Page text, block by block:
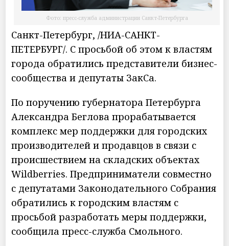
Фото: пресс-служба администрации Санкт-Петербурга
Санкт-Петербург, /НИА-САНКТ-
ПЕТЕРБУРГ/. С просьбой об этом к властям
города обратились представители бизнес-
сообщества и депутаты ЗакСа.
По поручению губернатора Петербурга
Александра Беглова прорабатывается
комплекс мер поддержки для городских
производителей и продавцов в связи с
происшествием на складских объектах
Wildberries. Предприниматели совместно
с депутатами Законодательного Собрания
обратились к городским властям с
просьбой разработать меры поддержки,
сообщила пресс-служба Смольного.